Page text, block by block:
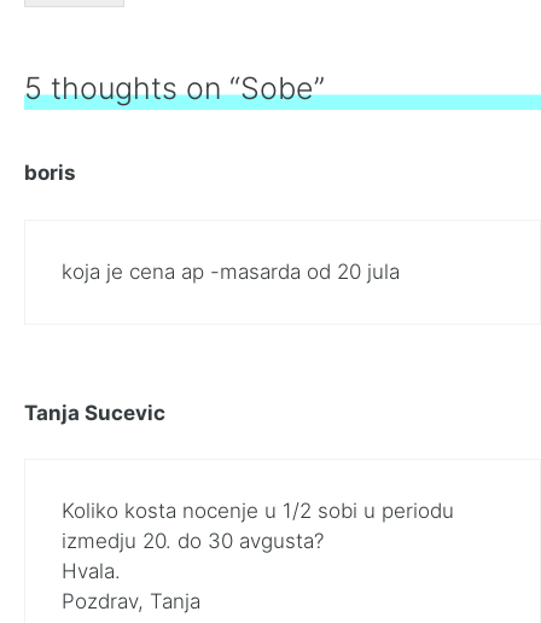
5 thoughts on “Sobe”
boris
koja je cena ap -masarda od 20 jula
Tanja Sucevic
Koliko kosta nocenje u 1/2 sobi u periodu
izmedju 20. do 30 avgusta?
Hvala.
Pozdrav, Tanja